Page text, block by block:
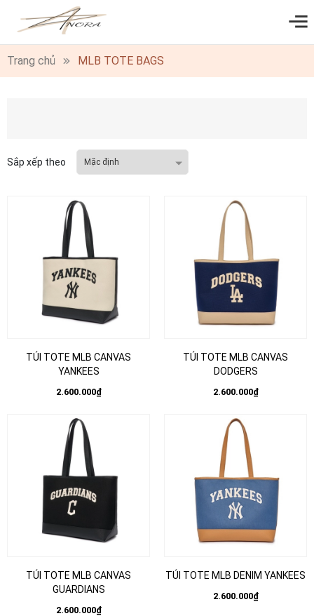
0
Trang chủ MLB TOTE BAGS
Sắp xếp theo
TÚI TOTE MLB CANVAS
YANKEES
2.600.000₫
TÚI TOTE MLB CANVAS
DODGERS
2.600.000₫
TÚI TOTE MLB CANVAS
GUARDIANS
2.600.000₫
TÚI TOTE MLB DENIM YANKEES
2.600.000₫